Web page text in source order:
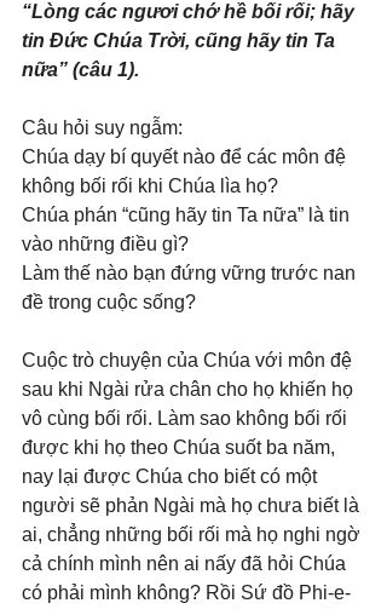
“Lòng các ngươi chớ hề bối rối; hãy
tin Đức Chúa Trời, cũng hãy tin Ta
nữa” (câu 1).
Câu hỏi suy ngẫm:
Chúa dạy bí quyết nào để các môn đệ
không bối rối khi Chúa lìa họ?
Chúa phán “cũng hãy tin Ta nữa” là tin
vào những điều gì?
Làm thế nào bạn đứng vững trước nan
đề trong cuộc sống?
Cuộc trò chuyện của Chúa với môn đệ
sau khi Ngài rửa chân cho họ khiến họ
vô cùng bối rối. Làm sao không bối rối
được khi họ theo Chúa suốt ba năm,
nay lại được Chúa cho biết có một
người sẽ phản Ngài mà họ chưa biết là
ai, chẳng những bối rối mà họ nghi ngờ
cả chính mình nên ai nấy đã hỏi Chúa
có phải mình không? Rồi Sứ đồ Phi-e-